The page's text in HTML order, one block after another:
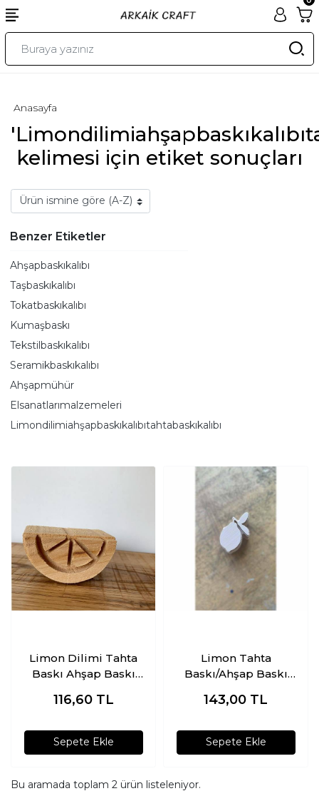
kelimesi için etiket sonuçları
Anasayfa
Benzer Etiketler
Ahşapbaskıkalıbı
Taşbaskıkalıbı
Tokatbaskıkalıbı
Kumaşbaskı
Tekstilbaskıkalıbı
Seramikbaskıkalıbı
Ahşapmühür
Elsanatlarımalzemeleri
Limondilimiahşapbaskıkalıbıtahtabaskıkalıbı
Limon Dilimi Tahta
Baskı Ahşap Baskı
116,60 TL
Sepete Ekle
Limon Tahta
Baskı/Ahşap Baskı
143,00 TL
Sepete Ekle
Bu aramada toplam 2 ürün listeleniyor.